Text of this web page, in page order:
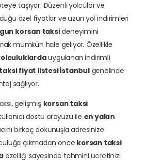
taşıyor. Düzenli yolcular ve
özel fiyatlar ve uzun yol indirimleri
korsan taksideneyimini
mümkün hale geliyor. Özellikle
uygulanan indirimli
fiyat listesi İstanbulgenelinde
sağlıyor.
gelişmiş korsan taksi
dostu arayüzü ile en yakın
birkaç dokunuşla adresinize
çıkmadan önce korsan taksi
özelliği sayesinde tahmini ücretinizi